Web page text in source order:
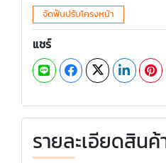
จัดฟันปรับโครงหน้า
แชร์
รายละเอียดสินค้